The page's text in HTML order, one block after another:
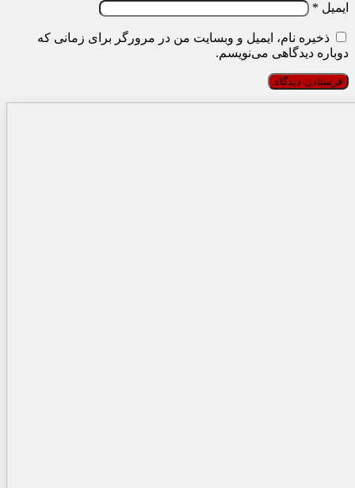
ایمیل *
ذخیره نام، ایمیل و وبسایت من در مرورگر برای زمانی که
دوباره دیدگاهی می‌نویسم.